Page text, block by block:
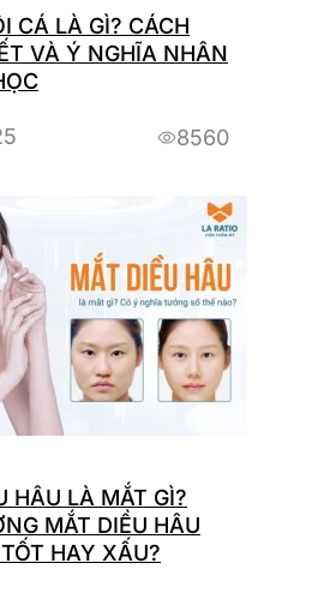
CÁ LÀ GÌ? CÁCH
VÀ Ý NGHĨA NHÂN
8560
HÂU LÀ MẮT GÌ?
MẮT DIỀU HÂU
HAY XẤU?